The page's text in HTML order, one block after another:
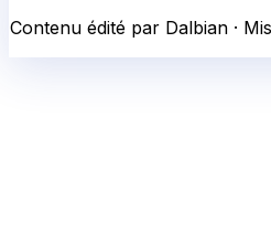
Contenu édité par Dalbian ·